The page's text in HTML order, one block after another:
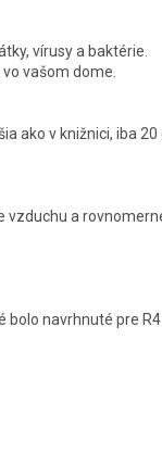
vírusy a baktérie.
vašom dome.
ako v knižnici, iba 20
vzduchu a
bolo navrhnuté pre